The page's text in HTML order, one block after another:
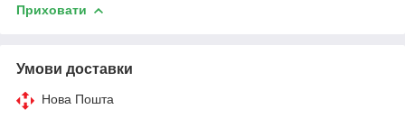
Приховати
Умови доставки
Нова Пошта